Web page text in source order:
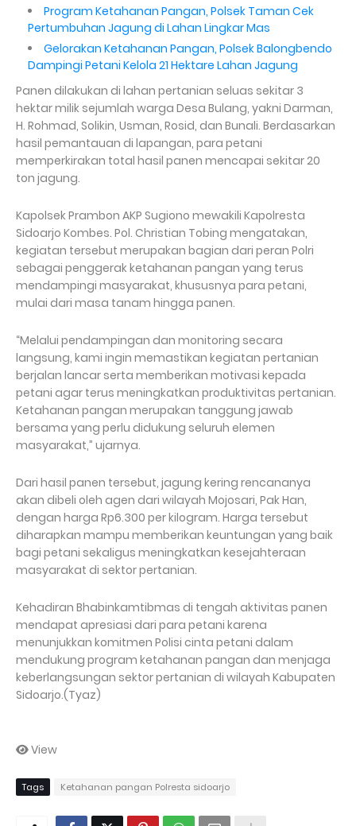
Program Ketahanan Pangan, Polsek Taman Cek
Pertumbuhan Jagung di Lahan Lingkar Mas
Gelorakan Ketahanan Pangan, Polsek Balongbendo
Dampingi Petani Kelola 21 Hektare Lahan Jagung
Panen dilakukan di lahan pertanian seluas sekitar 3
hektar milik sejumlah warga Desa Bulang, yakni Darman,
H. Rohmad, Solikin, Usman, Rosid, dan Bunali. Berdasarkan
hasil pemantauan di lapangan, para petani
memperkirakan total hasil panen mencapai sekitar 20
ton jagung.
Kapolsek Prambon AKP Sugiono mewakili Kapolresta
Sidoarjo Kombes. Pol. Christian Tobing mengatakan,
kegiatan tersebut merupakan bagian dari peran Polri
sebagai penggerak ketahanan pangan yang terus
mendampingi masyarakat, khususnya para petani,
mulai dari masa tanam hingga panen.
“Melalui pendampingan dan monitoring secara
langsung, kami ingin memastikan kegiatan pertanian
berjalan lancar serta memberikan motivasi kepada
petani agar terus meningkatkan produktivitas pertanian.
Ketahanan pangan merupakan tanggung jawab
bersama yang perlu didukung seluruh elemen
masyarakat,” ujarnya.
Dari hasil panen tersebut, jagung kering rencananya
akan dibeli oleh agen dari wilayah Mojosari, Pak Han,
dengan harga Rp6.300 per kilogram. Harga tersebut
diharapkan mampu memberikan keuntungan yang baik
bagi petani sekaligus meningkatkan kesejahteraan
masyarakat di sektor pertanian.
Kehadiran Bhabinkamtibmas di tengah aktivitas panen
mendapat apresiasi dari para petani karena
menunjukkan komitmen Polisi cinta petani dalam
mendukung program ketahanan pangan dan menjaga
keberlangsungan sektor pertanian di wilayah Kabupaten
Sidoarjo.(Tyaz)
View
Tags Ketahanan pangan Polresta sidoarjo